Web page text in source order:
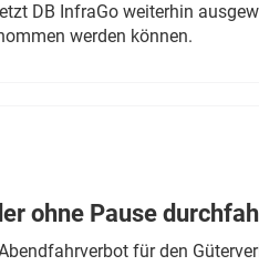
DB InfraGo weiterhin
werden können.
ohne Pause
für den